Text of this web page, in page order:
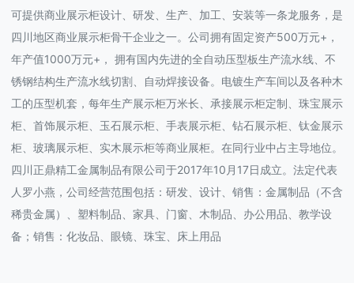
可提供商业展示柜设计、研发、生产、加工、安装等一条龙服务，是
四川地区商业展示柜骨干企业之一。公司拥有固定资产500万元+，
年产值1000万元+， 拥有国内先进的全自动压型板生产流水线、不
锈钢结构生产流水线切割、自动焊接设备。电镀生产车间以及各种木
工的压型机套，每年生产展示柜万米长、承接展示柜定制、珠宝展示
柜、首饰展示柜、玉石展示柜、手表展示柜、钻石展示柜、钛金展示
柜、玻璃展示柜、实木展示柜等商业展柜。在同行业中占主导地位。
四川正鼎精工金属制品有限公司于2017年10月17日成立。法定代表
人罗小燕，公司经营范围包括：研发、设计、销售：金属制品（不含
稀贵金属）、塑料制品、家具、门窗、木制品、办公用品、教学设
备；销售：化妆品、眼镜、珠宝、床上用品